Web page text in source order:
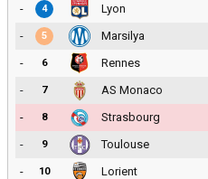
-
4 Lyon
-
5 Marsilya
-
6 Rennes
-
7 AS Monaco
-
8 Strasbourg
-
9 Toulouse
-
10 Lorient